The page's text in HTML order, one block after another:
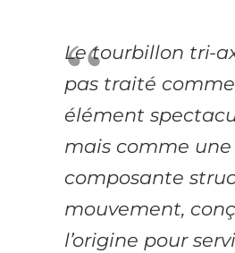
Le tourbillon tri-
pas traité
élément
mais comme une
composante
mouvement,
l’origine pour